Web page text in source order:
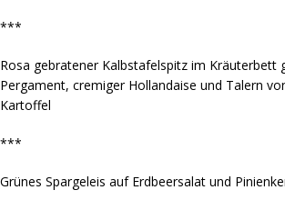
***
Rosa gebratener Kalbstafelspitz im Kräuterbett
Pergament, cremiger Hollandaise und Talern
Kartoffel
***
Grünes Spargeleis auf Erdbeersalat und